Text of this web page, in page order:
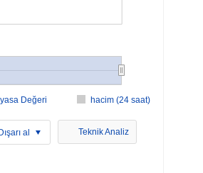
Değeri hacim (24 saat)
al Teknik Analiz